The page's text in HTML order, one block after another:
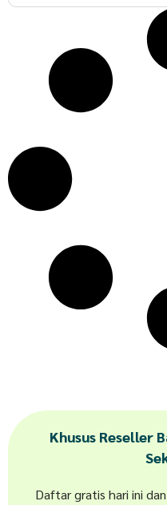
Khusus Reseller
Daftar gratis hari ini